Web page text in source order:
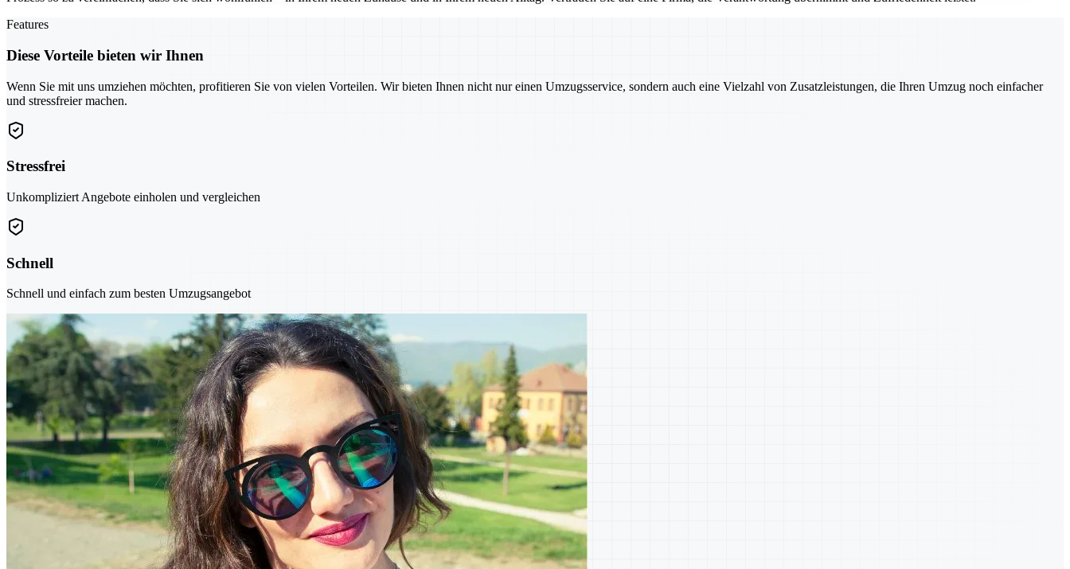
Features
Diese Vorteile bieten wir Ihnen
Wenn Sie mit uns umziehen möchten, profitieren Sie von vielen Vorteilen. Wir bieten Ihnen nicht nur einen Umzugsservice, sondern auch eine Vielzahl von Zusatzleistungen, die Ihren Umzug noch einfacher
und stressfreier machen.
Stressfrei
Unkompliziert Angebote einholen und vergleichen
Schnell
Schnell und einfach zum besten Umzugsangebot